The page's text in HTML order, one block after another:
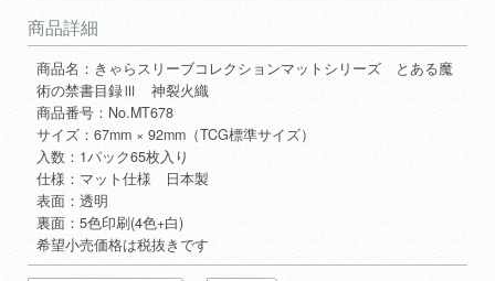
商品詳細
商品名：きゃらスリーブコレクションマットシリーズ とある魔
術の禁書目録Ⅲ 神裂火織
商品番号：No.MT678
サイズ：67mm × 92mm（TCG標準サイズ）
入数：1パック65枚入り
仕様：マット仕様 日本製
表面：透明
裏面：5色印刷(4色+白)
希望小売価格は税抜きです